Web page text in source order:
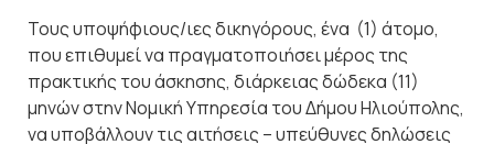
Τους υποψήφιους/ιες δικηγόρους, ένα (1) άτομο,
που επιθυμεί να πραγματοποιήσει μέρος της
πρακτικής του άσκησης, διάρκειας δώδεκα (11)
μηνών στην Νομική Υπηρεσία του Δήμου Ηλιούπολης,
να υποβάλλουν τις αιτήσεις – υπεύθυνες δηλώσεις